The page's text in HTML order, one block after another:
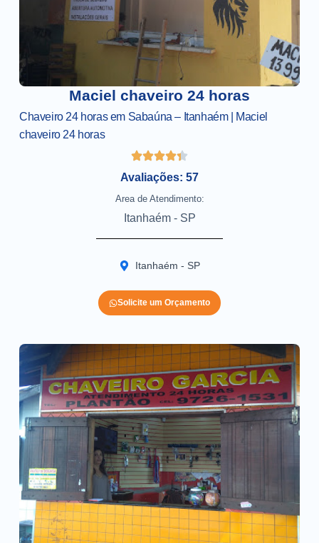
Maciel chaveiro 24 horas
Chaveiro 24 horas em Sabaúna – Itanhaém | Maciel
chaveiro 24 horas
Avaliações: 57
Area de Atendimento:
Itanhaém - SP
Itanhaém - SP
Solicite um Orçamento